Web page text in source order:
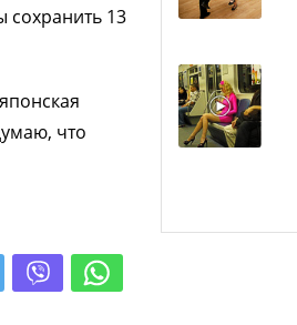
сохранить 13
что